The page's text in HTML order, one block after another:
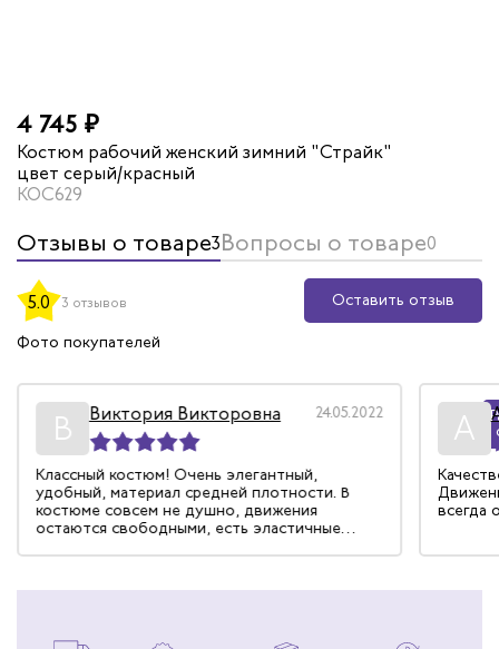
4 745 ₽
Костюм рабочий женский зимний "Страйк"
цвет серый/красный
КОС629
Отзывы о товаре3Вопросы о товаре0
5.0 3 отзывов
Оставить отзыв
Фото покупателей
В Виктория Викторовна 24.05.2022
Классный костюм! Очень элегантный,
удобный, материал средней плотности. В
костюме совсем не душно, движения
остаются свободными, есть эластичные
Смотрится прекрасно, стирки выдерживает.
А
всегда